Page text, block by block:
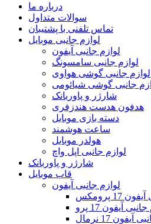
درباره ما
سوالات متداول
تماس تلفنی با پشتیبان
لوازم جانبی موبایل
لوازم جانبی آیفون
لوازم جانبی سامسونگ
لوازم جانبی گوشی هواوی
جانبی گوشی شیائومی
شارژر و پاوربانک
هدفون هدست هندزفری
دسته بازی موبایل
ساعت هوشمند
هولدر موبایل
لوازم جانبی اپل واچ
شارژر و پاوربانک
قاب موبایل
لوازم جانبی آیفون
17 پرومکس
آیفون 17 پرو
17 نرمال